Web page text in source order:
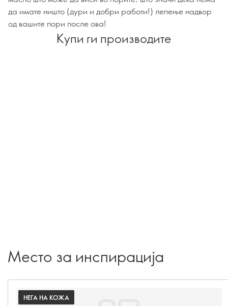
да имате ништо (дури и добри работи!) лепење надвор
од вашите пори после ова!
Купи ги производите
Место за инспирација
НЕГА НА КОЖА